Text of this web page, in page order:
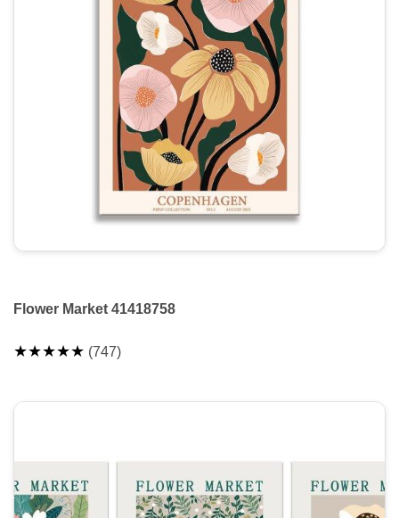
Flower Market 41418758
★★★★★ (747)